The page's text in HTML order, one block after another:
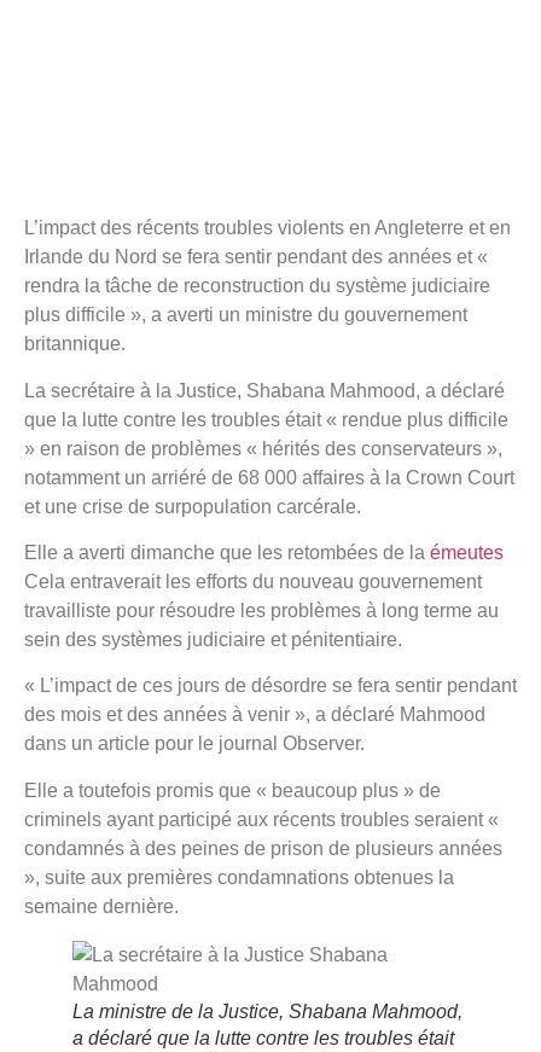
L’impact des récents troubles violents en Angleterre et en
Irlande du Nord se fera sentir pendant des années et «
rendra la tâche de reconstruction du système judiciaire
plus difficile », a averti un ministre du gouvernement
britannique.
La secrétaire à la Justice, Shabana Mahmood, a déclaré
que la lutte contre les troubles était « rendue plus difficile
» en raison de problèmes « hérités des conservateurs »,
notamment un arriéré de 68 000 affaires à la Crown Court
et une crise de surpopulation carcérale.
Elle a averti dimanche que les retombées de la émeutes
Cela entraverait les efforts du nouveau gouvernement
travailliste pour résoudre les problèmes à long terme au
sein des systèmes judiciaire et pénitentiaire.
« L’impact de ces jours de désordre se fera sentir pendant
des mois et des années à venir », a déclaré Mahmood
dans un article pour le journal Observer.
Elle a toutefois promis que « beaucoup plus » de
criminels ayant participé aux récents troubles seraient «
condamnés à des peines de prison de plusieurs années
», suite aux premières condamnations obtenues la
semaine dernière.
La ministre de la Justice, Shabana Mahmood,
a déclaré que la lutte contre les troubles était